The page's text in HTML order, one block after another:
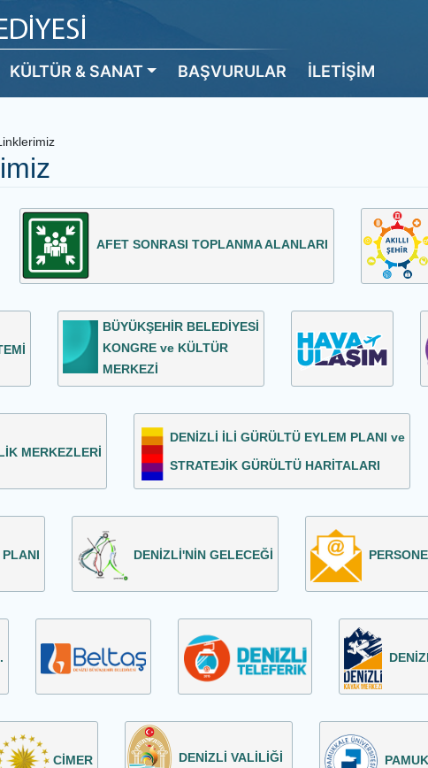
KÜLTÜR & SANAT BAŞVURULAR İLETİŞİM
AFET SONRASI TOPLANMA ALANLARI
BÜYÜKŞEHİR BELEDİYESİ
KONGRE ve KÜLTÜR
MERKEZİ
MERKEZLERİ
DENİZLİ İLİ GÜRÜLTÜ EYLEM PLANI ve
STRATEJİK GÜRÜLTÜ HARİTALARI
DENİZLİ'NİN GELECEĞİ
CİMER DENİZLİ VALİLİĞİ